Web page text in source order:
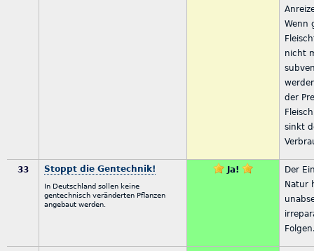
Wenn
nicht
der
sinkt
33 Stoppt die Gentechnik!
In Deutschland sollen keine
gentechnisch veränderten Pflanzen
angebaut werden.
Ja!
Der
Natur